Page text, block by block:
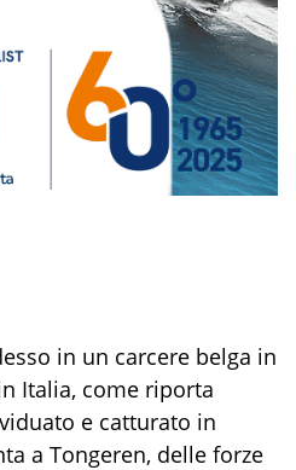
in un carcere belga in
Italia, come riporta
e catturato in
a Tongeren, delle forze